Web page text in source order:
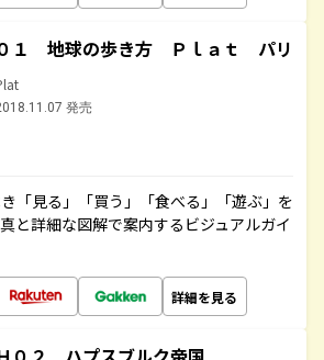
１ 地球の歩き方 Ｐｌａｔ パリ
発売
「見る」「買う」「食べる」「遊ぶ」を
と詳細な図解で案内するビジュアルガイ
詳細を見る